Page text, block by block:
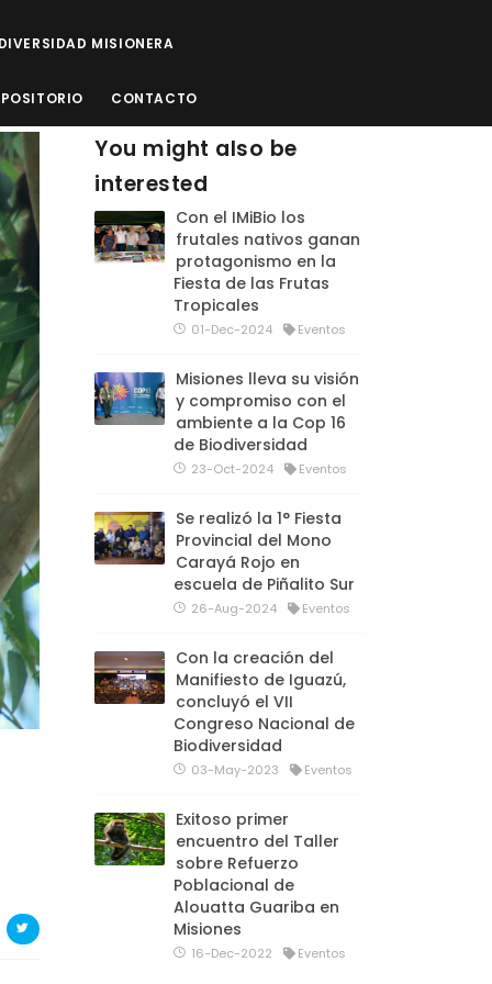
MISIONERA
CONTACTO
You might also be
interested
Con el IMiBio los
frutales nativos ganan
protagonismo en la
Fiesta de las Frutas
Tropicales
01-Dec-2024 Eventos
Misiones lleva su visión
y compromiso con el
ambiente a la Cop 16
de Biodiversidad
23-Oct-2024 Eventos
Se realizó la 1° Fiesta
Provincial del Mono
Carayá Rojo en
escuela de Piñalito Sur
26-Aug-2024 Eventos
Con la creación del
Manifiesto de Iguazú,
concluyó el VII
Congreso Nacional de
Biodiversidad
03-May-2023 Eventos
Exitoso primer
encuentro del Taller
sobre Refuerzo
Poblacional de
Alouatta Guariba en
Misiones
16-Dec-2022 Eventos